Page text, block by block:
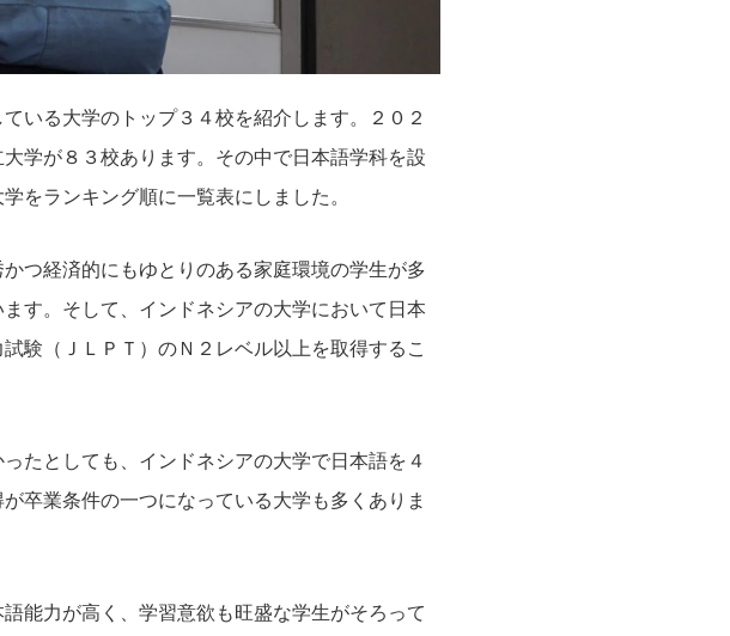
いる大学のトップ３４校を紹介します。２０２
学が８３校あります。その中で日本語学科を設
をランキング順に一覧表にしました。
つ経済的にもゆとりのある家庭環境の学生が多
す。そして、インドネシアの大学において日本
験（ＪＬＰＴ）のＮ２レベル以上を取得するこ
たとしても、インドネシアの大学で日本語を４
卒業条件の一つになっている大学も多くありま
能力が高く、学習意欲も旺盛な学生がそろって